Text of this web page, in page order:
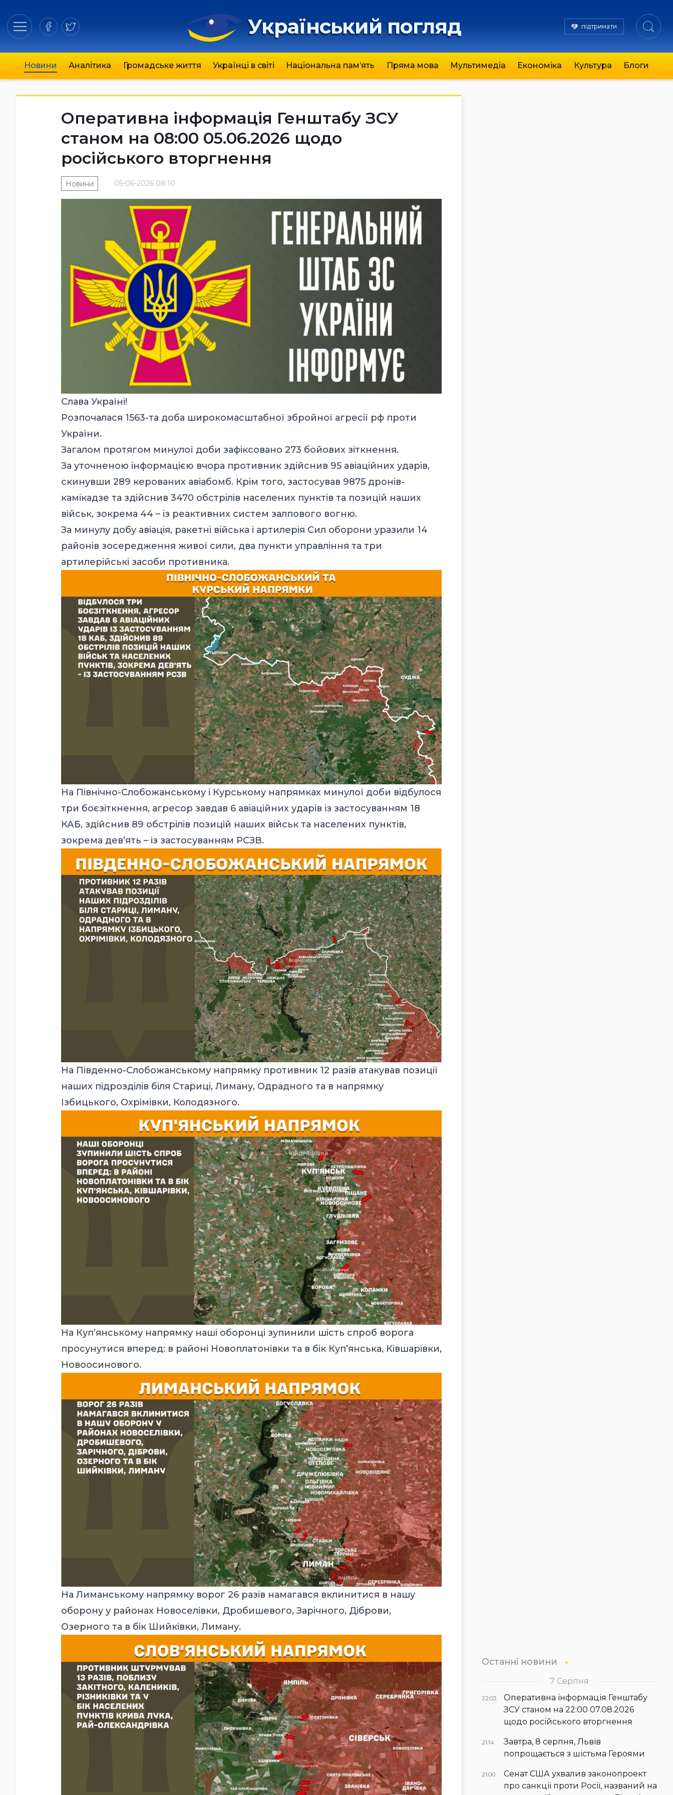
Український погляд підтримати
Новини Аналітика Громадське життя Українці в світі Національна пам’ять Пряма мова Мультимедіа Економіка Культура Блоги
Оперативна інформація Генштабу ЗСУ
станом на 08:00 05.06.2026 щодо
російського вторгнення
05-06-2026 08:10
Новини
Слава Україні!
Розпочалася 1563-та доба широкомасштабної збройної агресії рф проти
України.
Загалом протягом минулої доби зафіксовано 273 бойових зіткнення.
За уточненою інформацією вчора противник здійснив 95 авіаційних ударів,
скинувши 289 керованих авіабомб. Крім того, застосував 9875 дронів-
камікадзе та здійснив 3470 обстрілів населених пунктів та позицій наших
військ, зокрема 44 – із реактивних систем залпового вогню.
За минулу добу авіація, ракетні війська і артилерія Сил оборони уразили 14
районів зосередження живої сили, два пункти управління та три
артилерійські засоби противника.
На Північно-Слобожанському і Курському напрямках минулої доби відбулося
три боєзіткнення, агресор завдав 6 авіаційних ударів із застосуванням 18
КАБ, здійснив 89 обстрілів позицій наших військ та населених пунктів,
зокрема дев’ять – із застосуванням РСЗВ.
На Південно-Слобожанському напрямку противник 12 разів атакував позиції
наших підрозділів біля Стариці, Лиману, Одрадного та в напрямку
Ізбицького, Охрімівки, Колодязного.
На Куп’янському напрямку наші оборонці зупинили шість спроб ворога
просунутися вперед: в районі Новоплатонівки та в бік Куп’янська, Ківшарівки,
Новоосинового.
На Лиманському напрямку ворог 26 разів намагався вклинитися в нашу
оборону у районах Новоселівки, Дробишевого, Зарічного, Діброви,
Озерного та в бік Шийківки, Лиману.
Останні новини
7 Серпня
22:03
Оперативна інформація Генштабу
ЗСУ станом на 22:00 07.08.2026
щодо російського вторгнення
21:14
Завтра, 8 серпня, Львів
попрощається з шістьма Героями
21:00
Сенат США ухвалив законопроект
про санкції проти Росії, названий на